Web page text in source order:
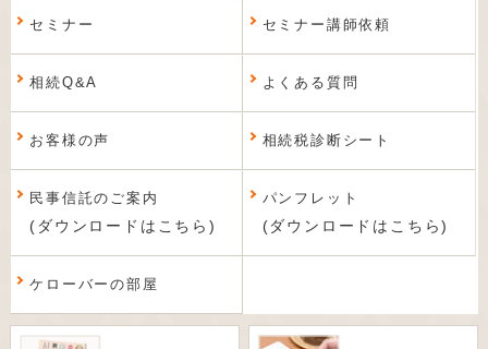
セミナー セミナー講師依頼
相続Q&A よくある質問
お客様の声 相続税診断シート
民事信託のご案内
(ダウンロードはこちら)
パンフレット
(ダウンロードはこちら)
ケローバーの部屋